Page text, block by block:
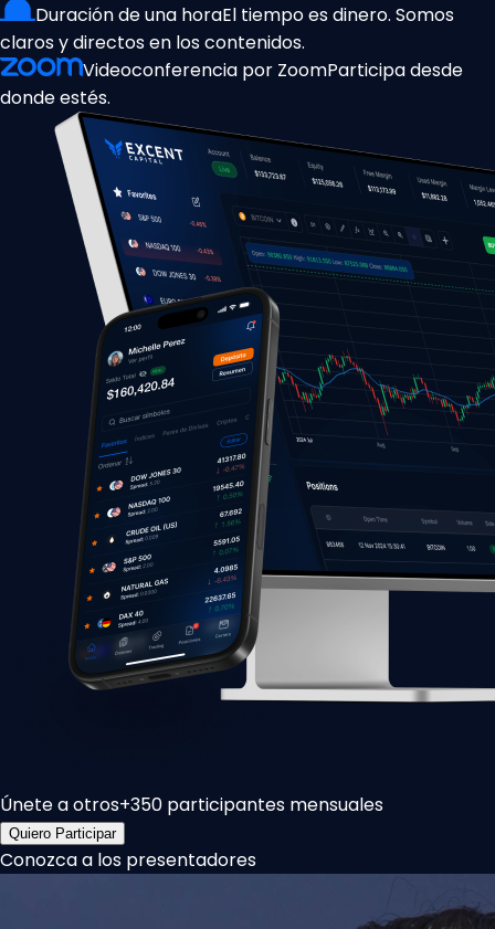
Duración de una horaEl tiempo es dinero. Somos
claros y directos en los contenidos.
Videoconferencia por ZoomParticipa desde
donde estés.
Únete a otros+350 participantes mensuales
Quiero Participar
Conozca a los presentadores